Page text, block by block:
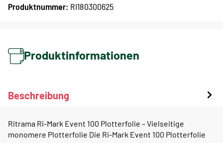
Produktnummer: RI180300625
Produktinformationen
Beschreibung
Ritrama Ri-Mark Event 100 Plotterfolie – Vielseitige
monomere Plotterfolie Die Ri-Mark Event 100 Plotterfolie